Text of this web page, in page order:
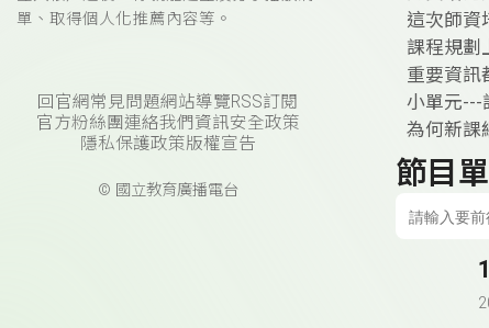
單、取得個人化推薦內容等。
回官網常見問題網站導覽RSS訂閱
官方粉絲團連絡我們 資訊安全政策
隱私保護政策版權宣告
© 國立教育廣播電台
這次師資
課程規劃
重要資訊
小單元---
為何新課
節目